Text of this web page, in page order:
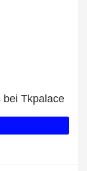
bei Tkpalace